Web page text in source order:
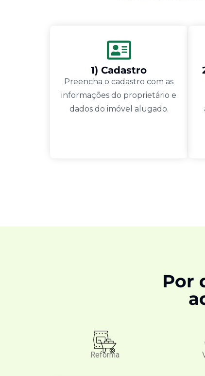
1) Cadastro
Preencha o cadastro com as
informações do proprietário e
dados do imóvel alugado.
Por
Reforma